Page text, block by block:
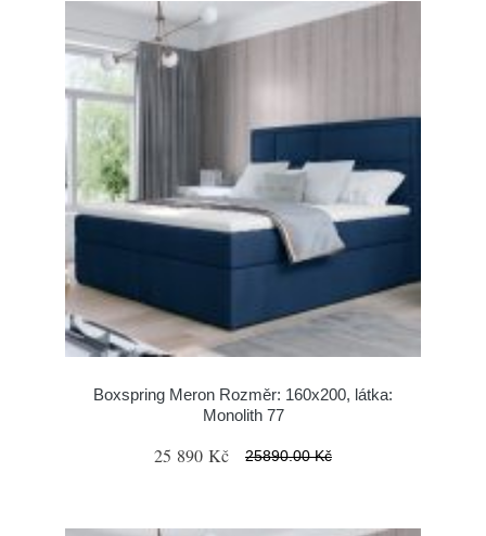
Boxspring Meron Rozměr: 160x200, látka:
Monolith 77
25 890 Kč 25890.00 Kč